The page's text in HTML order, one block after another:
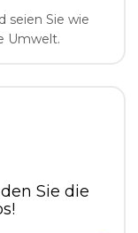
seien Sie wie
Umwelt.
Sie die